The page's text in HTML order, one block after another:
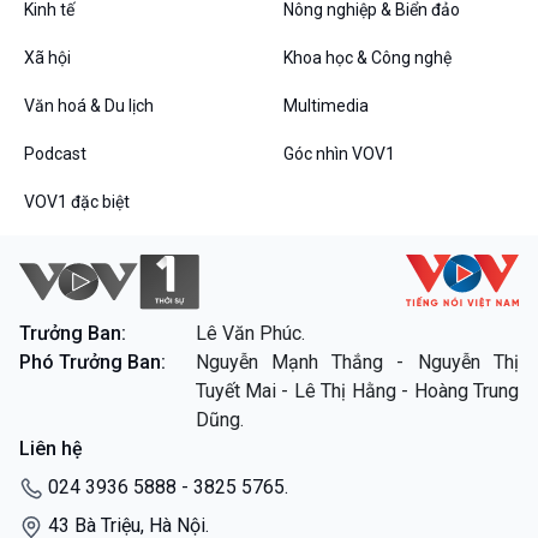
VOV1 đặc biệt
Chân dung cuộc sống
Các chương trình đặc biệt
Kinh tế Nông nghiệp & Biển đảo
Xã hội Khoa học & Công nghệ
Văn hoá & Du lịch Multimedia
Podcast Góc nhìn VOV1
VOV1 đặc biệt
Trưởng Ban:
Lê Văn Phúc.
Phó Trưởng Ban:
Nguyễn Mạnh Thắng - Nguyễn Thị
Tuyết Mai - Lê Thị Hằng - Hoàng Trung
Dũng.
Liên hệ
024 3936 5888 - 3825 5765.
43 Bà Triệu, Hà Nội.